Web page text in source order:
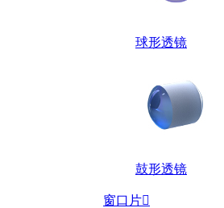
球形透镜
鼓形透镜
窗口片